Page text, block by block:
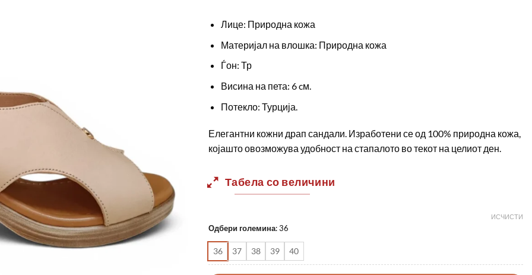
was:
2390,00 ден.
Лице: Природна кожа
Материјал на влошка: Природна кожа
Ѓон: Тр
Висина на пета: 6 cм.
Потекло: Турција.
Елегантни кожни драп сандали. Изработени се од 100% природна кожа,
којашто овозможува удобност на стапалото во текот на целиот ден.
Табела со величини
Одбери големина:36
36 37 38 39 40
ИСЧИСТИ